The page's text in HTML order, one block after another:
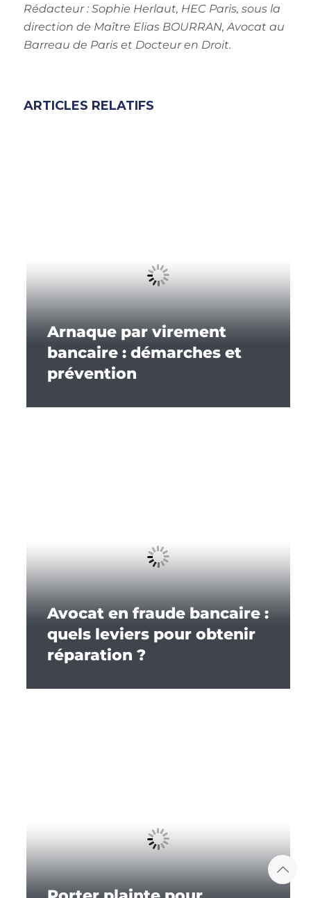
Rédacteur : Sophie Herlaut, HEC Paris, sous la
direction de Maître Elias BOURRAN, Avocat au
Barreau de Paris et Docteur en Droit.
ARTICLES RELATIFS
Arnaque par virement
bancaire : démarches et
prévention
Avocat en fraude bancaire :
quels leviers pour obtenir
réparation ?